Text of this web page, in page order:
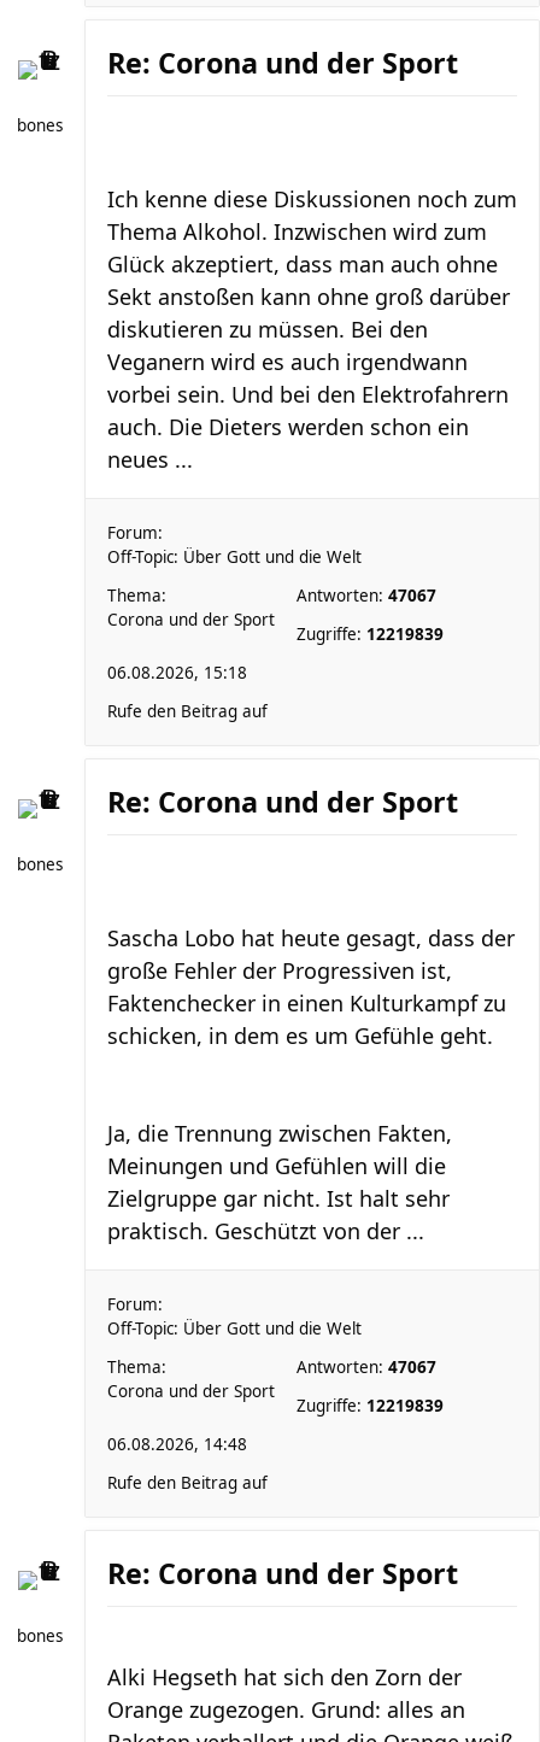
bones
Re: Corona und der Sport
Ich kenne diese Diskussionen noch zum
Thema Alkohol. Inzwischen wird zum
Glück akzeptiert, dass man auch ohne
Sekt anstoßen kann ohne groß darüber
diskutieren zu müssen. Bei den
Veganern wird es auch irgendwann
vorbei sein. Und bei den Elektrofahrern
auch. Die Dieters werden schon ein
neues ...
Forum:
Off-Topic: Über Gott und die Welt
Thema:
Corona und der Sport
Antworten: 47067
Zugriffe: 12219839
06.08.2026, 15:18
Rufe den Beitrag auf
bones
Re: Corona und der Sport
Sascha Lobo hat heute gesagt, dass der
große Fehler der Progressiven ist,
Faktenchecker in einen Kulturkampf zu
schicken, in dem es um Gefühle geht.
Ja, die Trennung zwischen Fakten,
Meinungen und Gefühlen will die
Zielgruppe gar nicht. Ist halt sehr
praktisch. Geschützt von der ...
Forum:
Off-Topic: Über Gott und die Welt
Thema:
Corona und der Sport
Antworten: 47067
Zugriffe: 12219839
06.08.2026, 14:48
Rufe den Beitrag auf
bones
Re: Corona und der Sport
Alki Hegseth hat sich den Zorn der
Orange zugezogen. Grund: alles an